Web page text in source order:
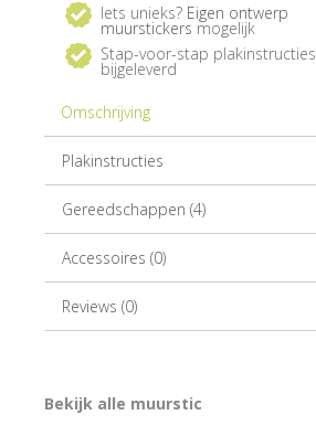
Iets unieks? Eigen ontwerp
muurstickers mogelijk
Stap-voor-stap
bijgeleverd
Omschrijving
Plakinstructies
Gereedschappen (4)
Accessoires (0)
Reviews (0)
Bekijk alle muurstic